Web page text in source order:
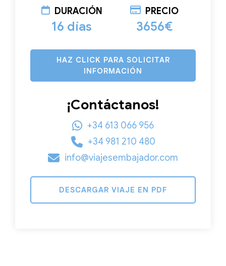
DURACIÓN
16 días
PRECIO
3656€
HAZ CLICK PARA SOLICITAR
INFORMACIÓN
¡Contáctanos!
+34 613 066 956
+34 981 210 480
info@viajesembajador.com
DESCARGAR VIAJE EN PDF